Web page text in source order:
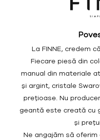
La FINNE, credem
Fiecare piesă din
manual din materiale
și argint, cristale
prețioase. Nu
geantă este creată cu
și
Ne angajăm să